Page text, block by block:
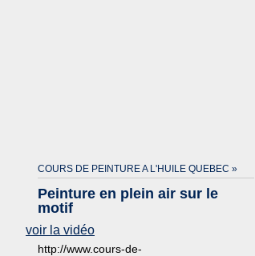
COURS DE PEINTURE A L'HUILE QUEBEC »
Peinture en plein air sur le
motif
voir la vidéo
http://www.cours-de-